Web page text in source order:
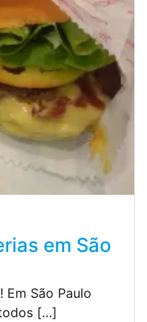
em São
Em São Paulo
[…]